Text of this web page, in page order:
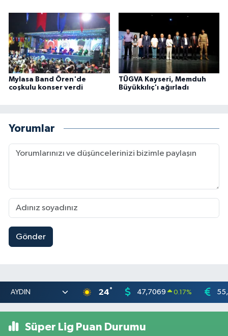
Mylasa Band Ören'de
coşkulu konser verdi
TÜGVA Kayseri, Memduh
Büyükkılıç'ı ağırladı
Yorumlar
Gönder
24° 47,7069 0.17%
Süper Lig Puan Durumu